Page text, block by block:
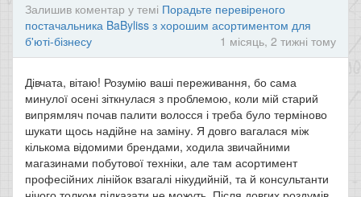
Залишив коментар у темі Порадьте перевіреного
постачальника BaByliss з хорошим асортиментом для
б'юті-бізнесу
1 місяць, 2 тижні тому
Дівчата, вітаю! Розумію ваші переживання, бо сама
минулої осені зіткнулася з проблемою, коли мій старий
випрямляч почав палити волосся і треба було терміново
шукати щось надійне на заміну. Я довго вагалася між
кількома відомими брендами, ходила звичайними
магазинами побутової техніки, але там асортимент
професійних лінійок взагалі нікудийній, та й консультанти